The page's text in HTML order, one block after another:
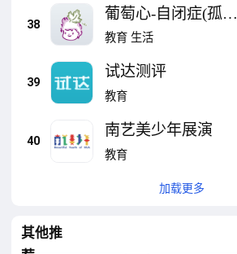
38
葡萄心-自闭症(孤独
症)测评和感统训练
教育 生活
39
试达测评
教育
40
南艺美少年展演
教育
加载更多
其他推